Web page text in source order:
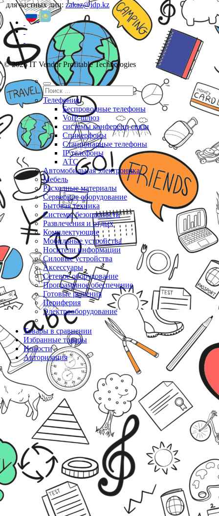
для частных лиц: zakaz@idp.kz
© 2026 IT Vendor Profitable Technologies
Телефония
Беспроводные телефоны
VoIP-шлюз
системы конференц связи
Спикерфоны
Стационарные телефоны
IP телефоны
АТС
Автомобильная электроника
Мебель
Расходные материалы
Серверное оборудование
Бытовая техника
Системы безопасности
Развлечения и отдых
Комплектующие
Мобильные устройства
Носители информации
Силовые устройства
Аксессуары
Сетевое оборудование
Программное обеспечение
Готовые решения
Периферия
Электрооборудование
Товары в сравнении
Избранные товары
Новости
Авторизация